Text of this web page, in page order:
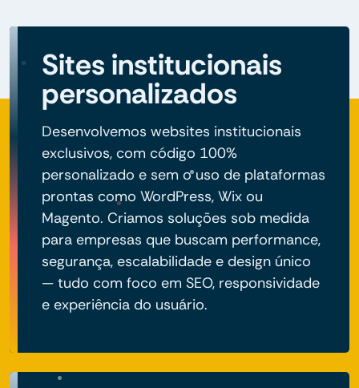
Sites institucionais
personalizados
Desenvolvemos websites institucionais
exclusivos, com código 100%
personalizado e sem o uso de plataformas
prontas como WordPress, Wix ou
Magento. Criamos soluções sob medida
para empresas que buscam performance,
segurança, escalabilidade e design único
— tudo com foco em SEO, responsividade
e experiência do usuário.